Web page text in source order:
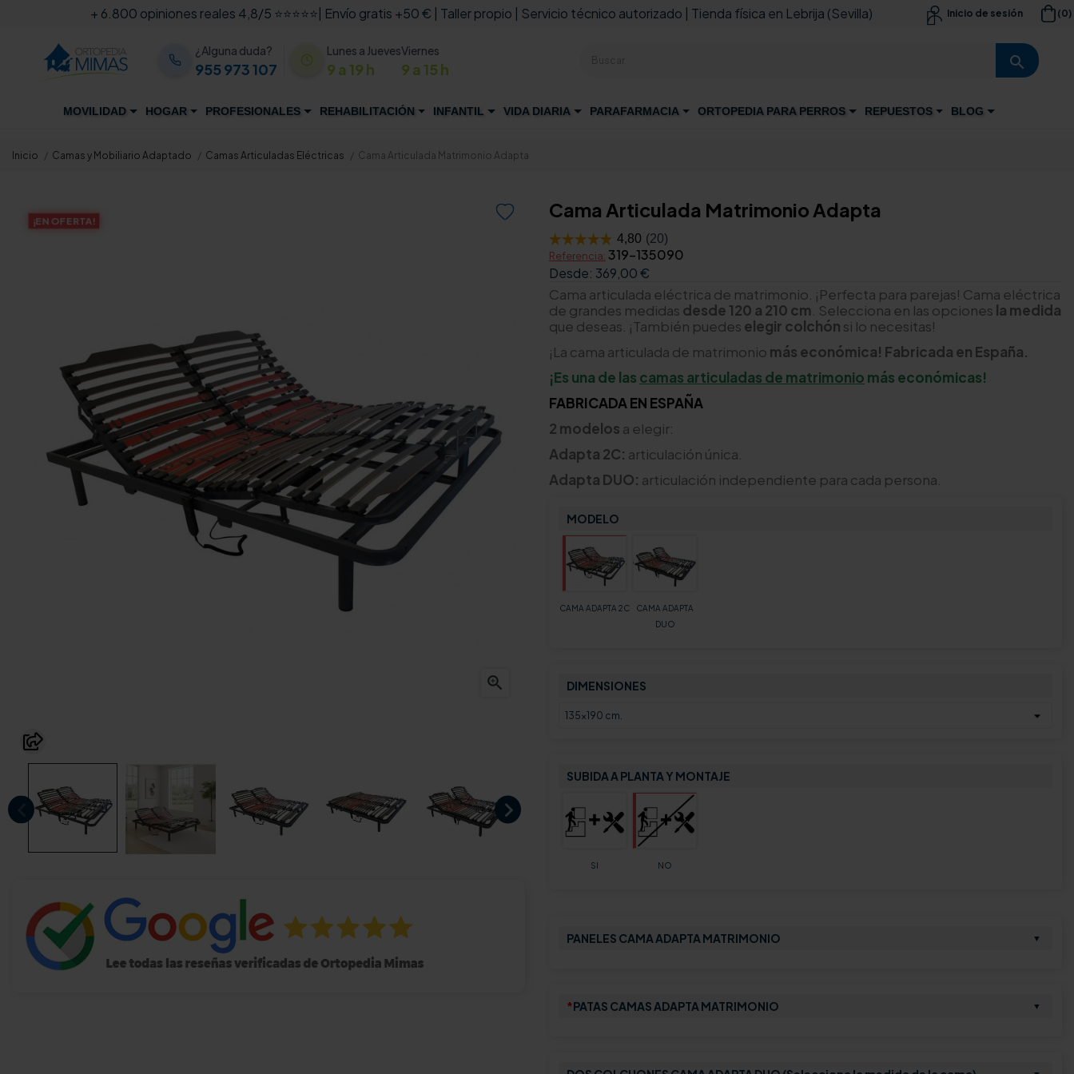
+ 6.800 opiniones reales 4,8/5 ⭐⭐⭐⭐⭐| Envío gratis +50 € | Taller propio | Servicio técnico autorizado | Tienda física en Lebrija (Sevilla)  Inicio de sesión (0)
¿Alguna duda?
955 973 107
Lunes a Jueves
9 a 19 h
Viernes
9 a 15 h search
MOVILIDAD HOGAR PROFESIONALES REHABILITACIÓN INFANTIL VIDA DIARIA PARAFARMACIA ORTOPEDIA PARA PERROS REPUESTOS BLOG
Inicio Camas y Mobiliario Adaptado Camas Articuladas Eléctricas Cama Articulada Matrimonio Adapta

¡EN OFERTA!

Cama Articulada Matrimonio Adapta
Referencia: 319-135090
Desde: 369,00 €
Cama articulada eléctrica de matrimonio. ¡Perfecta para parejas! Cama eléctrica
de grandes medidas desde 120 a 210 cm . Selecciona en las opciones la medida
que deseas. ¡También puedes elegir colchón si lo necesitas!
¡La cama articulada de matrimonio más económica! Fabricada en España.
¡Es una de las camas articuladas de matrimonio más económicas!
FABRICADA EN ESPAÑA
2 modelos a elegir:
Adapta 2C: articulación única.
Adapta DUO: articulación independiente para cada persona.
MODELO
CAMA ADAPTA 2C
CAMA ADAPTA
DUO
DIMENSIONES
SUBIDA A PLANTA Y MONTAJE
SI NO
PANELES CAMA ADAPTA MATRIMONIO ▼
*PATAS CAMAS ADAPTA MATRIMONIO ▼